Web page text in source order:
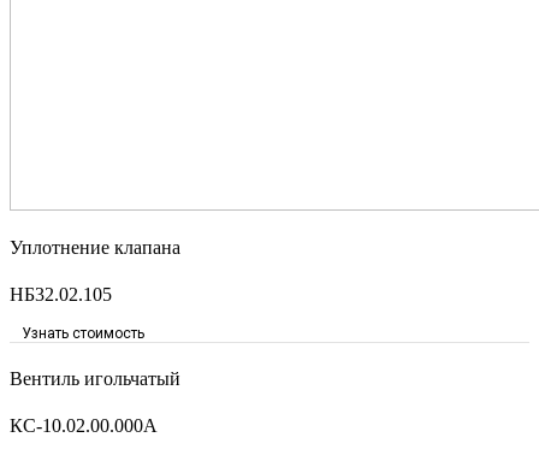
Уплотнение клапана
НБ32.02.105
Узнать стоимость
Вентиль игольчатый
КС-10.02.00.000А